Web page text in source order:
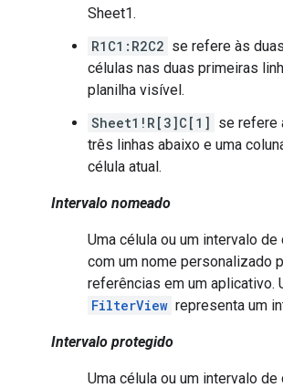
Sheet1.
R1C1:R2C2 se refere às
células nas duas primeiras
planilha visível.
Sheet1!R[3]C[1] se refere
três linhas abaixo e uma
célula atual.
Intervalo nomeado
Uma célula ou um intervalo
com um nome personalizado
referências em um aplicativo.
FilterView representa um
Intervalo protegido
Uma célula ou um intervalo